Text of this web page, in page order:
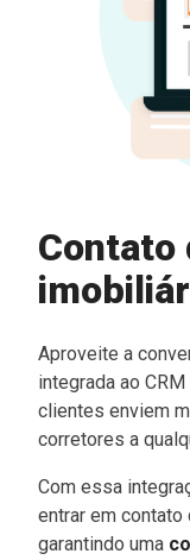
Contato
Aproveite a
integrada ao
clientes enviem
corretores a
Com essa
entrar em
garantindo uma